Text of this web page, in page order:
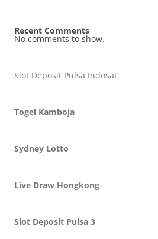
Recent Comments
No comments to show.
Slot Deposit Pulsa Indosat
Togel Kamboja
Sydney Lotto
Live Draw Hongkong
Slot Deposit Pulsa 3